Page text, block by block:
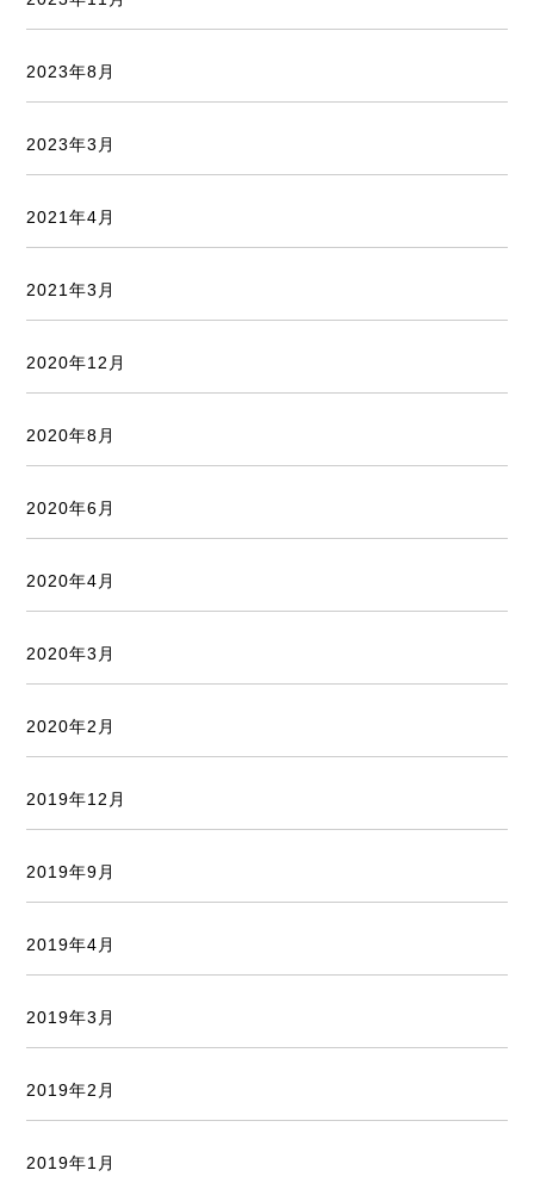
2023年8月
2023年3月
2021年4月
2021年3月
2020年12月
2020年8月
2020年6月
2020年4月
2020年3月
2020年2月
2019年12月
2019年9月
2019年4月
2019年3月
2019年2月
2019年1月